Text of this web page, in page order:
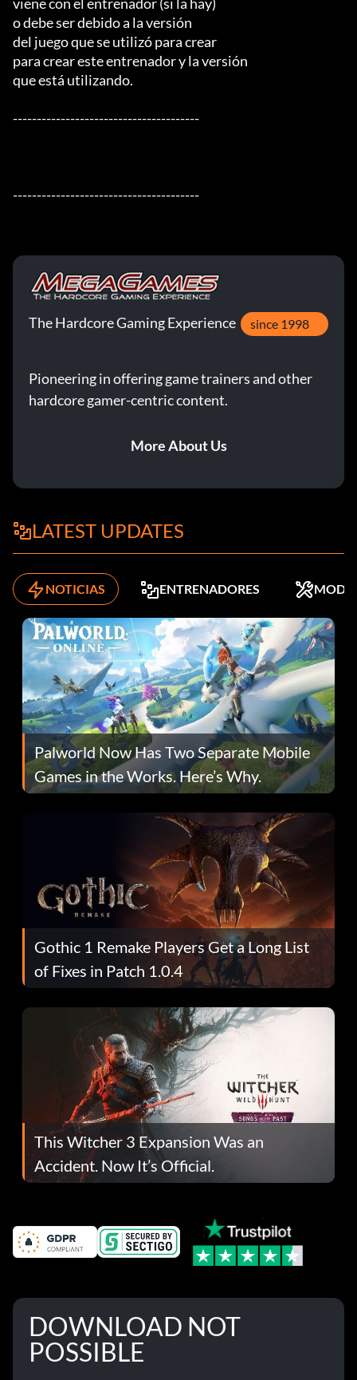
o debe ser debido a la versión
del juego que se utilizó para crear
para crear este entrenador y la versión
que está utilizando.
---------------------------------------
---------------------------------------
The Hardcore Gaming Experience since 1998
Pioneering in offering game trainers and other
hardcore gamer-centric content.
More About Us
LATEST UPDATES
NOTICIAS ENTRENADORES MODS
Palworld Now Has Two Separate Mobile
Games in the Works. Here’s Why.
Gothic 1 Remake Players Get a Long List
of Fixes in Patch 1.0.4
This Witcher 3 Expansion Was an
Accident. Now It’s Official.
DOWNLOAD NOT
POSSIBLE